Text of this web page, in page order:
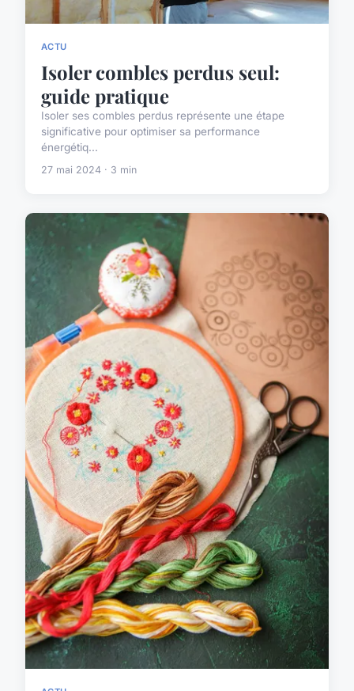
ACTU
Isoler combles perdus seul:
guide pratique
Isoler ses combles perdus représente une étape
significative pour optimiser sa performance
énergétiq...
27 mai 2024 · 3 min